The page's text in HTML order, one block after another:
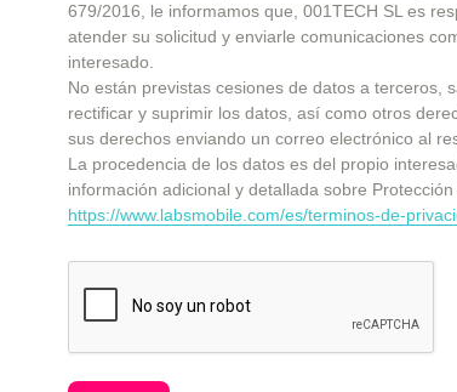
679/2016, le informamos que, 001TECH SL es
atender su solicitud y enviarle comunicaciones
interesado.
No están previstas cesiones de datos a terceros,
rectificar y suprimir los datos, así como otros
sus derechos enviando un correo electrónico al
La procedencia de los datos es del propio
https://www.labsmobile.com/es/terminos-de-